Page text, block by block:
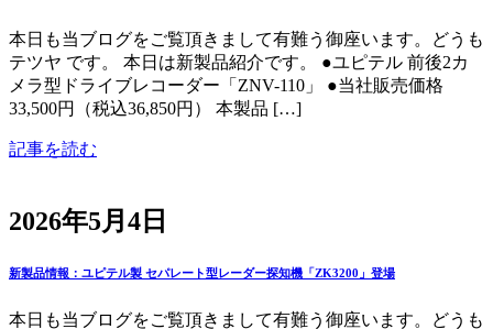
本日も当ブログをご覧頂きまして有難う御座います。どうも
テツヤ です。 本日は新製品紹介です。 ●ユピテル 前後2カ
メラ型ドライブレコーダー「ZNV-110」 ●当社販売価格
33,500円（税込36,850円） 本製品 […]
記事を読む
2026年5月4日
新製品情報：ユピテル製 セパレート型レーダー探知機「ZK3200」登場
本日も当ブログをご覧頂きまして有難う御座います。どうも